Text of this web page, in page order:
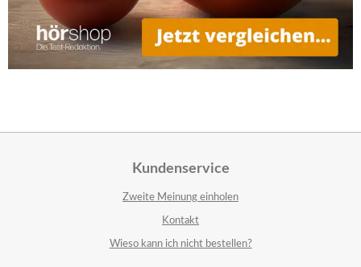
Kundenservice
Zweite Meinung einholen
Kontakt
Wieso kann ich nicht bestellen?